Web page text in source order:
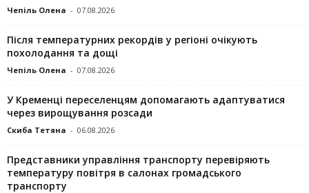
Чепіль Олена - 07.08.2026
Після температурних рекордів у регіоні очікують
похолодання та дощі
Чепіль Олена - 07.08.2026
У Кременці переселенцям допомагають адаптуватися
через вирощування розсади
Скиба Тетяна - 06.08.2026
Представники управління транспорту перевіряють
температуру повітря в салонах громадського
транспорту